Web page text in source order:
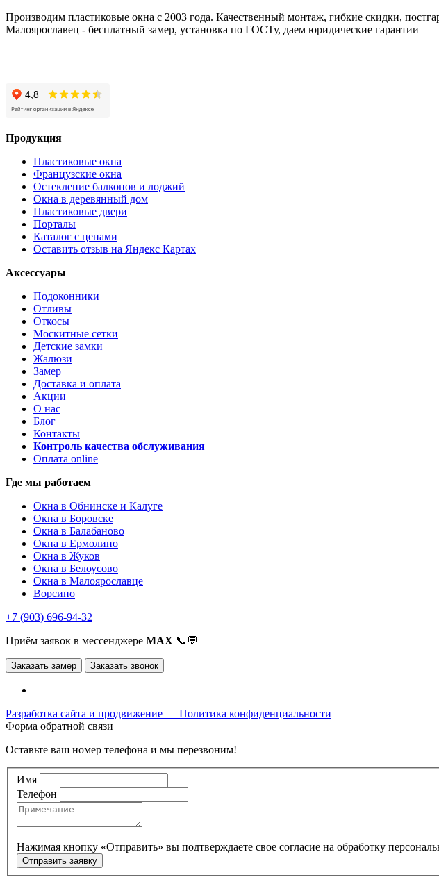
Производим пластиковые окна с 2003 года. Качественный монтаж, гибкие скидки,
Малоярославец - бесплатный замер, установка по ГОСТу, даем юридические гарантии
Продукция
Пластиковые окна
Французские окна
Остекление балконов и лоджий
Окна в деревянный дом
Пластиковые двери
Порталы
Каталог с ценами
Оставить отзыв на Яндекс Картах
Аксессуары
Подоконники
Отливы
Откосы
Москитные сетки
Детские замки
Жалюзи
Замер
Доставка и оплата
Акции
О нас
Блог
Контакты
Контроль качества обслуживания
Оплата online
Где мы работаем
Окна в Обнинске и Калуге
Окна в Боровске
Окна в Балабаново
Окна в Ермолино
Окна в Жуков
Окна в Белоусово
Окна в Малоярославце
Ворсино
+7 (903) 696-94-32
Приём заявок в мессенджере MAX 📞💬
Заказать замер Заказать звонок
Разработка сайта и продвижение — Политика конфиденциальности
Форма обратной связи
Оставьте ваш номер телефона и мы перезвоним!
Имя
Телефон
Нажимая кнопку «Отправить» вы подтверждаете свое согласие на обработку
Отправить заявку